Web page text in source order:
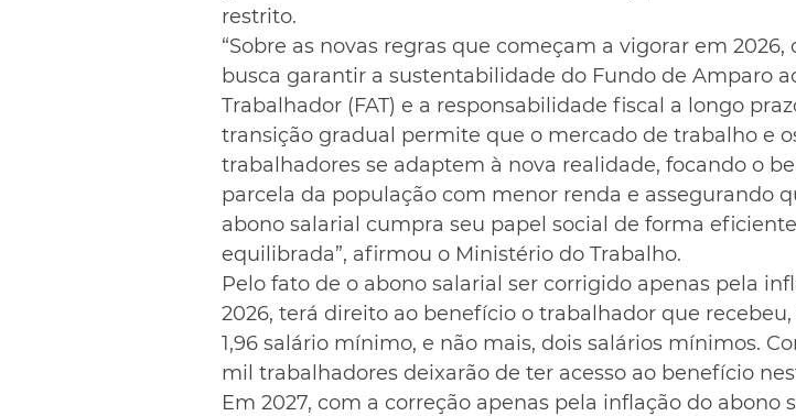
restrito.
“Sobre as novas regras que começam a vigorar em 2026,
busca garantir a sustentabilidade do Fundo de Amparo
Trabalhador (FAT) e a responsabilidade fiscal a longo
transição gradual permite que o mercado de trabalho e
trabalhadores se adaptem à nova realidade, focando o
parcela da população com menor renda e assegurando
abono salarial cumpra seu papel social de forma
equilibrada”, afirmou o Ministério do Trabalho.
Pelo fato de o abono salarial ser corrigido apenas pela
2026, terá direito ao benefício o trabalhador que recebeu,
1,96 salário mínimo, e não mais, dois salários mínimos.
mil trabalhadores deixarão de ter acesso ao benefício
Em 2027, com a correção apenas pela inflação do abono